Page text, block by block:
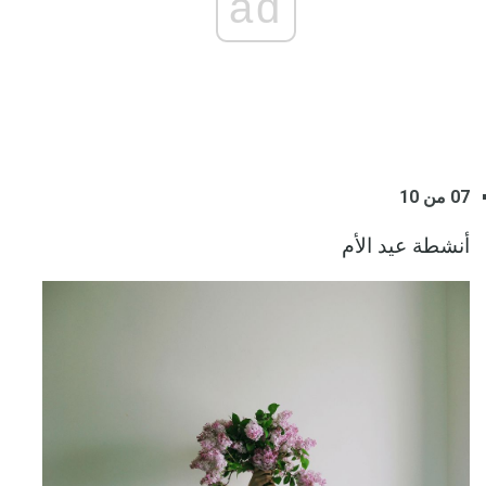
07 من 10
أنشطة عيد الأم